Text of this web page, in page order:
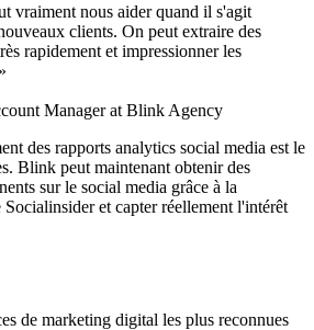
vraiment nous aider quand il s'agit
clients. On peut extraire des
rapidement et impressionner les
Manager at Blink Agency
des rapports analytics social media est le
Blink peut maintenant obtenir des
sur le social media grâce à la
et capter réellement l'intérêt
de marketing digital les plus reconnues